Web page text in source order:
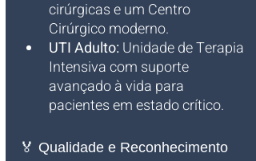
cirúrgicas e um Centro
Cirúrgico moderno.
UTI Adulto: Unidade de Terapia
Intensiva com suporte
avançado à vida para
pacientes em estado crítico.
🏅 Qualidade e Reconhecimento